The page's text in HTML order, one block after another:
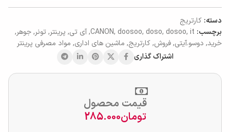
دسته: کارتریج
برچسب:
CANON, doosoo, doso, dosoo, it
,آی تی, پرینتر,تونر,جوهر,
خرید, دوسو.آیتی,فروش,کارتریج, ماشین های اداری, مواد مصرفی پرینتر
اشتراک گذاری
قیمت محصول
تومان285.000